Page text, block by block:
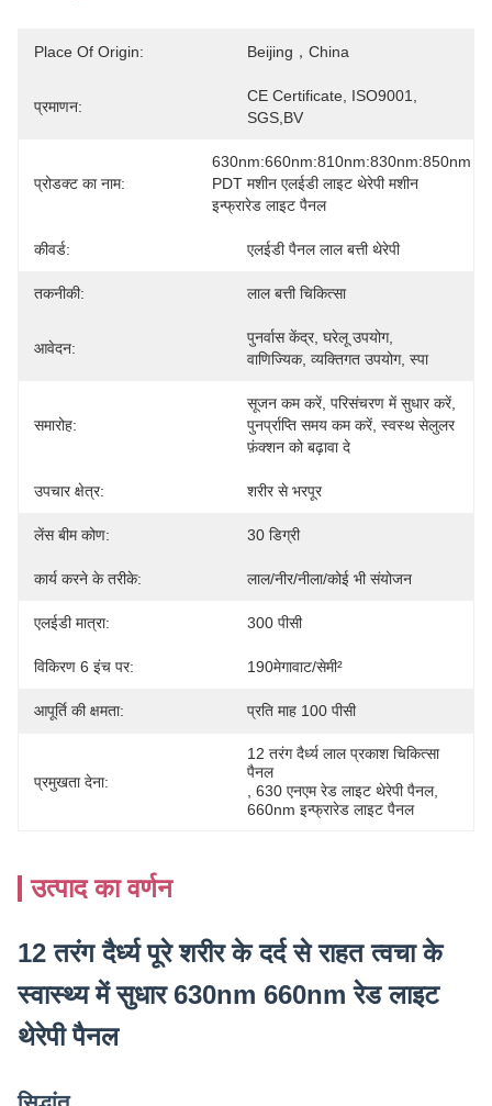
Place Of Origin: Beijing，China
प्रमाणन:
CE Certificate, ISO9001,
SGS,BV
प्रोडक्ट का नाम:
630nm:660nm:810nm:830nm:850nm
PDT मशीन एलईडी लाइट थेरेपी मशीन
इन्फ्रारेड लाइट पैनल
कीवर्ड: एलईडी पैनल लाल बत्ती थेरेपी
तकनीकी: लाल बत्ती चिकित्सा
आवेदन:
पुनर्वास केंद्र, घरेलू उपयोग,
वाणिज्यिक, व्यक्तिगत उपयोग, स्पा
समारोह:
सूजन कम करें, परिसंचरण में सुधार करें,
पुनर्प्राप्ति समय कम करें, स्वस्थ सेलुलर
फ़ंक्शन को बढ़ावा दे
उपचार क्षेत्र: शरीर से भरपूर
लेंस बीम कोण: 30 डिग्री
कार्य करने के तरीके: लाल/नीर/नीला/कोई भी संयोजन
एलईडी मात्रा: 300 पीसी
विकिरण 6 इंच पर: 190मेगावाट/सेमी²
आपूर्ति की क्षमता: प्रति माह 100 पीसी
प्रमुखता देना:
12 तरंग दैर्ध्य लाल प्रकाश चिकित्सा
पैनल
630 एनएम रेड लाइट थेरेपी पैनल,
660nm इन्फ्रारेड लाइट पैनल
उत्पाद का वर्णन
12 तरंग दैर्ध्य पूरे शरीर के दर्द से राहत त्वचा के
स्वास्थ्य में सुधार 630nm 660nm रेड लाइट
थेरेपी पैनल